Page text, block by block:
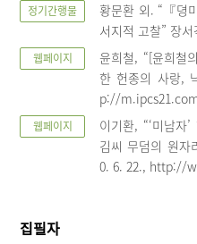
정기간행물
황문환 외. “『뎡
서지적 고찰” 장
웹페이지
윤희철, “[윤희철
한 헌종의 사랑,
p://
웹페이지
이기환, “‘미남자
김씨 무덤의 원자
0. 6. 22., http://
집필자